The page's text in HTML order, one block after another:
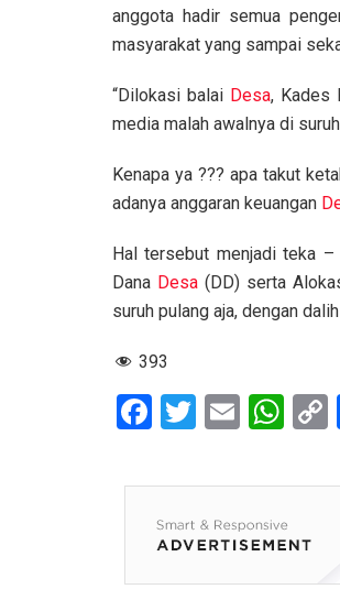
anggota hadir semua
masyarakat yang sampai
“Dilokasi balai Desa, Kades
media malah awalnya di
Kenapa ya ??? apa takut
adanya anggaran keuangan
Hal tersebut menjadi teka
Dana Desa(DD) serta
suruh pulang aja, dengan
393
F
ce
b
o
o
T
tt
er
E
ail
W
at
s
A
p